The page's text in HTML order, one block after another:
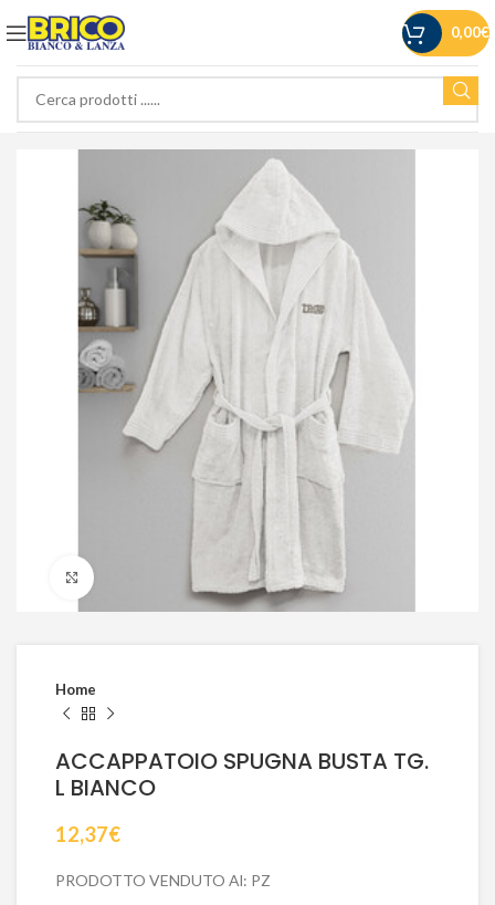
0,00€
Home
ACCAPPATOIO SPUGNA BUSTA TG.
L BIANCO
12,37€
PRODOTTO VENDUTO Al: PZ